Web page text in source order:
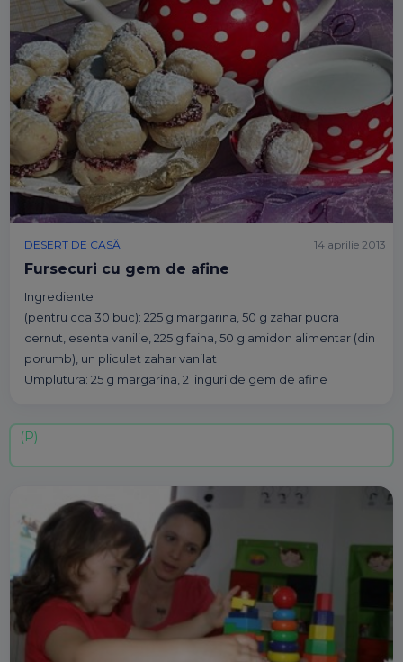
DESERT DE CASĂ
Fursecuri cu gem de afine
Ingrediente
(pentru cca 30 buc): 225 g margarina, 50 g zahar pudra
cernut, esenta vanilie, 225 g faina, 50 g amidon alimentar (din
porumb), un pliculet zahar vanilat
Umplutura: 25 g margarina, 2 linguri de gem de afine
14 aprilie 2013